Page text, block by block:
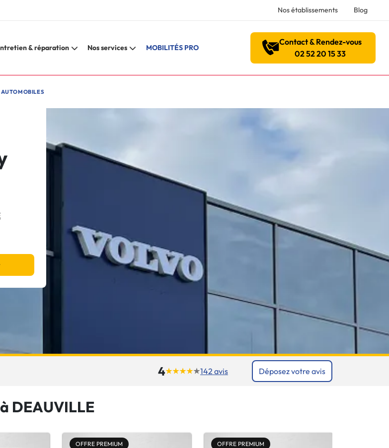
Nos établissements Blog
& réparation Nos services MOBILITÉS PRO
Contact & Rendez-vous
02 52 20 15 33
4 142 avis Déposez votre avis
DEAUVILLE
OFFRE PREMIUM OFFRE PREMIUM